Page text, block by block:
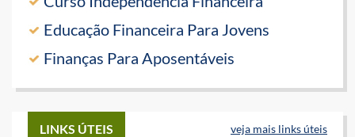
Educação Financeira Para Jovens
Finanças Para Aposentáveis
LINKS ÚTEIS veja mais links úteis